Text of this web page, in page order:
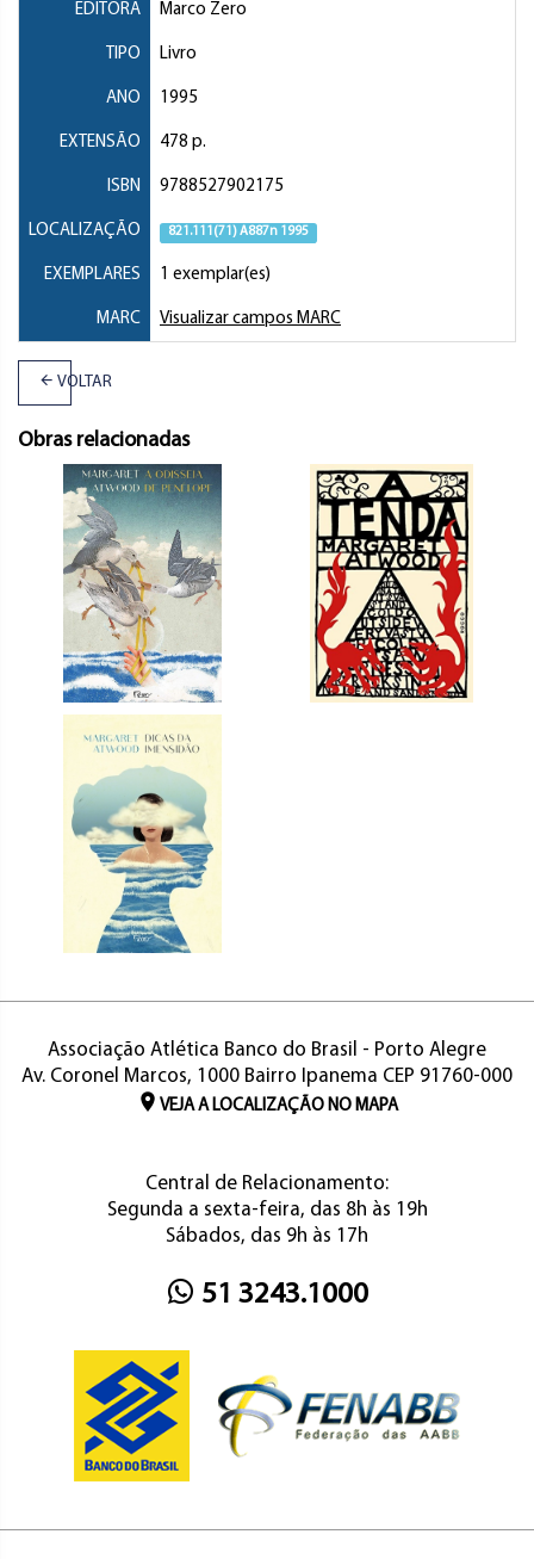
EDITORA Marco Zero
TIPO Livro
ANO 1995
EXTENSÃO 478 p.
ISBN 9788527902175
LOCALIZAÇÃO 821.111(71) A887n 1995
EXEMPLARES 1 exemplar(es)
MARC Visualizar campos MARC
VOLTAR
Obras relacionadas
Associação Atlética Banco do Brasil - Porto Alegre
Av. Coronel Marcos, 1000 Bairro Ipanema CEP 91760-000
VEJA A LOCALIZAÇÃO NO MAPA
Central de Relacionamento:
Segunda a sexta-feira, das 8h às 19h
Sábados, das 9h às 17h
51 3243.1000